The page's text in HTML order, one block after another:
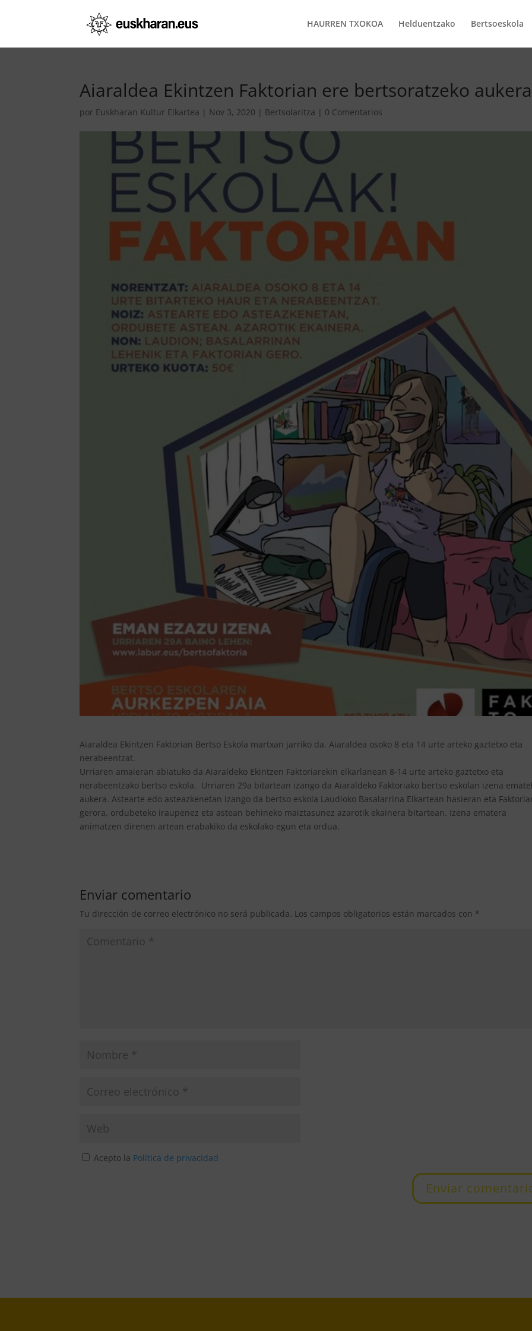
HAURREN TXOKOA Helduentzako Bertsoeskola
Aiaraldea Ekintzen Faktorian ere bertsoratzeko aukera
por Euskharan Kultur Elkartea | Nov 3, 2020 | Bertsolaritza | 0 Comentarios
Aiaraldea Ekintzen Faktorian Bertso Eskola martxan jarriko da. Aiaraldea osoko 8 eta 14 urte arteko gaztetxo eta
nerabeentzat.
Urriaren amaieran abiatuko da Aiaraldeko Ekintzen Faktoriarekin elkarlanean 8-14 urte arteko gaztetxo eta
nerabeentzako bertso eskola. Urriaren 29a bitartean izango da Aiaraldeko Faktoriako bertso eskolan izena
aukera. Astearte edo asteazkenetan izango da bertso eskola Laudioko Basalarrina Elkartean hasieran eta
gerora, ordubeteko iraupenez eta astean behineko maiztasunez azarotik ekainera bitartean. Izena ematera
animatzen direnen artean erabakiko da eskolako egun eta ordua.
Enviar comentario
Tu dirección de correo electrónico no será publicada. Los campos obligatorios están marcados con *
Acepto la Política de privacidad